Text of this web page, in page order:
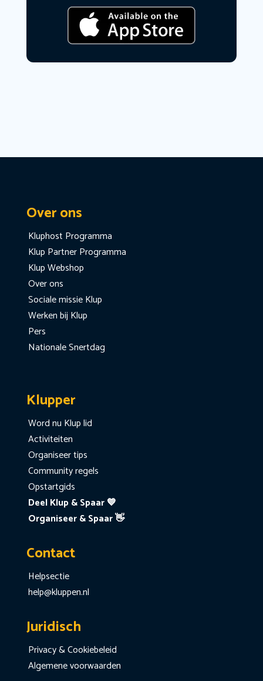
Over ons
Kluphost Programma
Klup Partner Programma
Klup Webshop
Over ons
Sociale missie Klup
Werken bij Klup
Pers
Nationale Snertdag
Klupper
Word nu Klup lid
Activiteiten
Organiseer tips
Community regels
Opstartgids
Deel Klup & Spaar 💙
Organiseer & Spaar 👋
Contact
Helpsectie
help@kluppen.nl
Juridisch
Privacy & Cookiebeleid
Algemene voorwaarden